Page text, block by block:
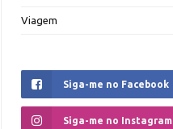
Viagem
Siga-me no Facebook
Siga-me no Instagram